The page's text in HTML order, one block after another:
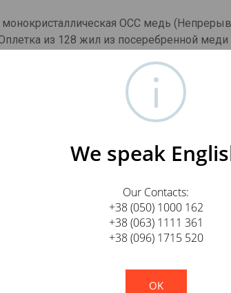
монокристаллическая OCC медь
из 128 жил из посеребренной
We speak
Our Contacts:
+38 (050) 1000 162
+38 (063) 1111 361
+38 (096) 1715 520
!
Not valid!
OK